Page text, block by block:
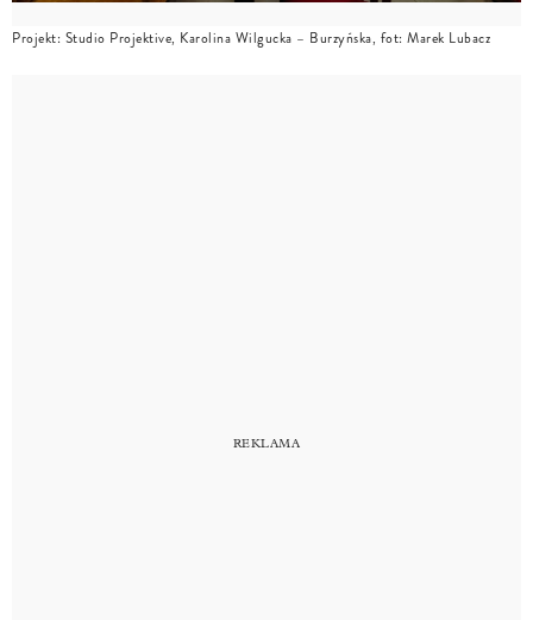
Projekt: Studio Projektive, Karolina Wilgucka – Burzyńska, fot: Marek Lubacz